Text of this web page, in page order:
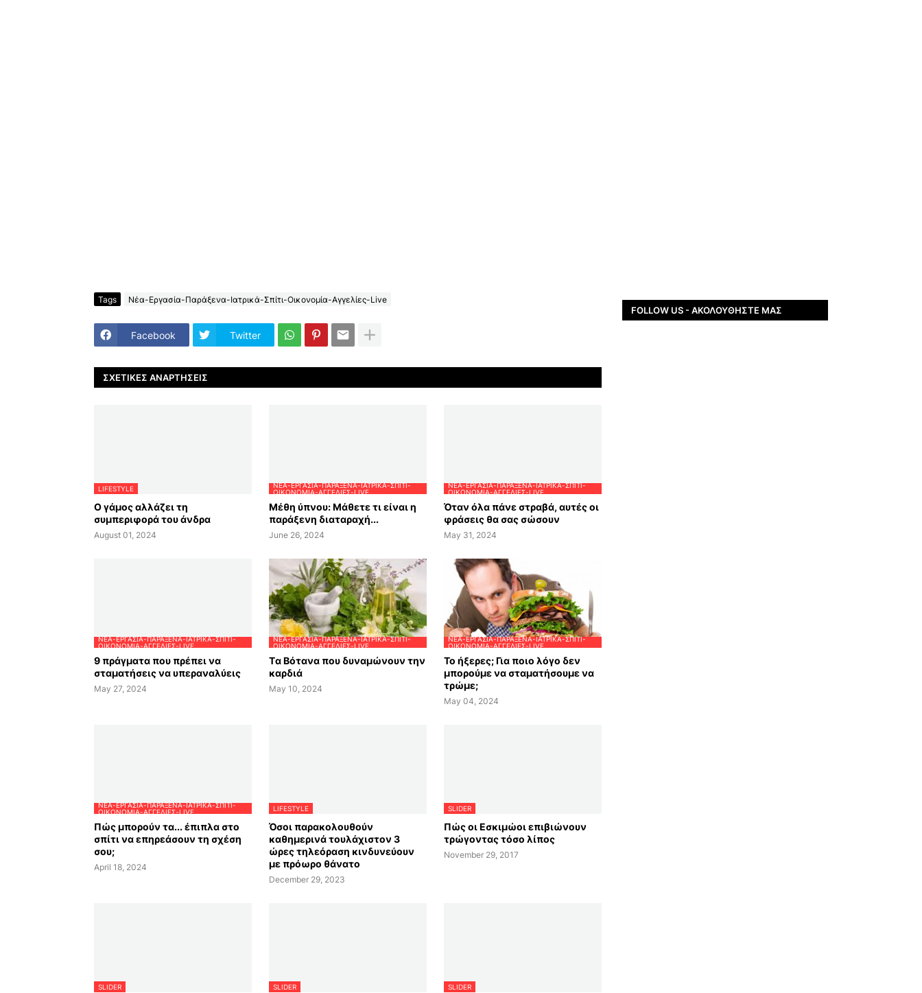
Tags Νέα-Εργασία-Παράξενα-Ιατρικά-Σπίτι-Οικονομία-Αγγελίες-Live
Facebook Twitter
ΣΧΕΤΙΚΈΣ ΑΝΑΡΤΉΣΕΙΣ
LIFESTYLE
Ο γάμος αλλάζει τη
συμπεριφορά του άνδρα
August 01, 2024
ΝΈΑ-ΕΡΓΑΣΊΑ-ΠΑΡΆΞΕΝΑ-ΙΑΤΡΙΚΆ-ΣΠΊΤΙ-
ΟΙΚΟΝΟΜΊΑ-ΑΓΓΕΛΊΕΣ-LIVE
Μέθη ύπνου: Μάθετε τι είναι η
παράξενη διαταραχή...
June 26, 2024
ΝΈΑ-ΕΡΓΑΣΊΑ-ΠΑΡΆΞΕΝΑ-ΙΑΤΡΙΚΆ-ΣΠΊΤΙ-
ΟΙΚΟΝΟΜΊΑ-ΑΓΓΕΛΊΕΣ-LIVE
Όταν όλα πάνε στραβά, αυτές οι
φράσεις θα σας σώσουν
May 31, 2024
ΝΈΑ-ΕΡΓΑΣΊΑ-ΠΑΡΆΞΕΝΑ-ΙΑΤΡΙΚΆ-ΣΠΊΤΙ-
ΟΙΚΟΝΟΜΊΑ-ΑΓΓΕΛΊΕΣ-LIVE
9 πράγματα που πρέπει να
σταματήσεις να υπεραναλύεις
May 27, 2024
ΝΈΑ-ΕΡΓΑΣΊΑ-ΠΑΡΆΞΕΝΑ-ΙΑΤΡΙΚΆ-ΣΠΊΤΙ-
ΟΙΚΟΝΟΜΊΑ-ΑΓΓΕΛΊΕΣ-LIVE
Tα Βότανα που δυναμώνουν την
καρδιά
May 10, 2024
ΝΈΑ-ΕΡΓΑΣΊΑ-ΠΑΡΆΞΕΝΑ-ΙΑΤΡΙΚΆ-ΣΠΊΤΙ-
ΟΙΚΟΝΟΜΊΑ-ΑΓΓΕΛΊΕΣ-LIVE
Το ήξερες; Για ποιο λόγο δεν
μπορούμε να σταματήσουμε να
τρώμε;
May 04, 2024
ΝΈΑ-ΕΡΓΑΣΊΑ-ΠΑΡΆΞΕΝΑ-ΙΑΤΡΙΚΆ-ΣΠΊΤΙ-
ΟΙΚΟΝΟΜΊΑ-ΑΓΓΕΛΊΕΣ-LIVE
Πώς μπορούν τα... έπιπλα στο
σπίτι να επηρεάσουν τη σχέση
σου;
April 18, 2024
LIFESTYLE
Όσοι παρακολουθούν
καθημερινά τουλάχιστον 3
ώρες τηλεόραση κινδυνεύουν
με πρόωρο θάνατο
December 29, 2023
SLIDER
Πώς οι Εσκιμώοι επιβιώνουν
τρώγοντας τόσο λίπος
November 29, 2017
SLIDER SLIDER SLIDER
FOLLOW US - ΑΚΟΛΟΥΘΉΣΤΕ ΜΑΣ